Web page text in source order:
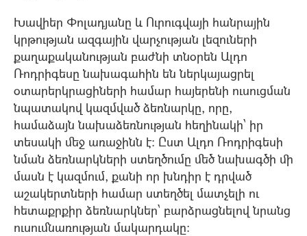
Խավիեր Փոլադյանը և Ուրուգվայի հանրային
կրթության ազգային վարչության լեզուների
քաղաքականության բաժնի տնօրեն Ալդո
Ռոդրիգեսը նախագահին են ներկայացրել
օտարերկրացիների համար հայերենի ուսուցման
նպատակով կազմված ձեռնարկը, որը,
համաձայն նախաձեռնության հեղինակի՝ իր
տեսակի մեջ առաջինն է: Ըստ Ալդո Ռոդրիգեսի
նման ձեռնարկների ստեղծումը մեծ նախագծի մի
մասն է կազմում, քանի որ խնդիր է դրված
աշակերտների համար ստեղծել մատչելի ու
հետաքրքիր ձեռնարկներ՝ բարձրացնելով նրանց
ուսումնառության մակարդակը։